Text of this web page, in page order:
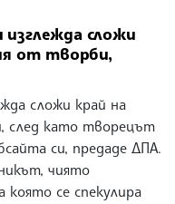
сложи
от творби,
сложи край на
след като творецът
си, предаде ДПА.
чиято
която се спекулира